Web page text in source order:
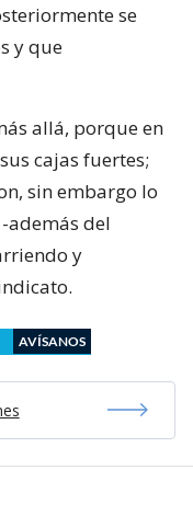
se
y que
allá, porque en
cajas fuertes;
sin embargo lo
además del
y
AVÍSANOS